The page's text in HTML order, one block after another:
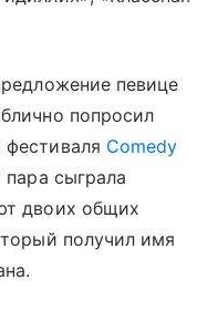
певице
попросил
Comedy
сыграла
двоих общих
получил имя